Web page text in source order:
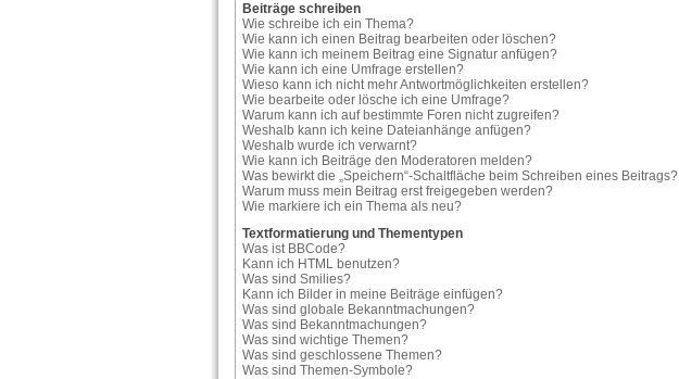
Beiträge schreiben
Wie schreibe ich ein Thema?
Wie kann ich einen Beitrag bearbeiten oder löschen?
Wie kann ich meinem Beitrag eine Signatur anfügen?
Wie kann ich eine Umfrage erstellen?
Wieso kann ich nicht mehr Antwortmöglichkeiten erstellen?
Wie bearbeite oder lösche ich eine Umfrage?
Warum kann ich auf bestimmte Foren nicht zugreifen?
Weshalb kann ich keine Dateianhänge anfügen?
Weshalb wurde ich verwarnt?
Wie kann ich Beiträge den Moderatoren melden?
Was bewirkt die „Speichern“-Schaltfläche beim Schreiben eines Beitrags?
Warum muss mein Beitrag erst freigegeben werden?
Wie markiere ich ein Thema als neu?
Textformatierung und Thementypen
Was ist BBCode?
Kann ich HTML benutzen?
Was sind Smilies?
Kann ich Bilder in meine Beiträge einfügen?
Was sind globale Bekanntmachungen?
Was sind Bekanntmachungen?
Was sind wichtige Themen?
Was sind geschlossene Themen?
Was sind Themen-Symbole?